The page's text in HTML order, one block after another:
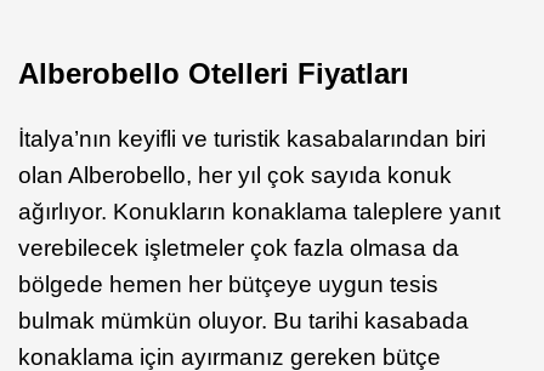
Alberobello Otelleri Fiyatları
İtalya’nın keyifli ve turistik kasabalarından biri
olan Alberobello, her yıl çok sayıda konuk
ağırlıyor. Konukların konaklama taleplere yanıt
verebilecek işletmeler çok fazla olmasa da
bölgede hemen her bütçeye uygun tesis
bulmak mümkün oluyor. Bu tarihi kasabada
konaklama için ayırmanız gereken bütçe